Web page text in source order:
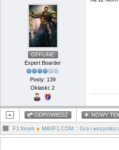
OFFLINE
Expert Boarder
Posty: 139
Oklaski: 2
ODPOWIEDZ NOWY
F1 forum MAXF1.COM :: Gra i wszystko